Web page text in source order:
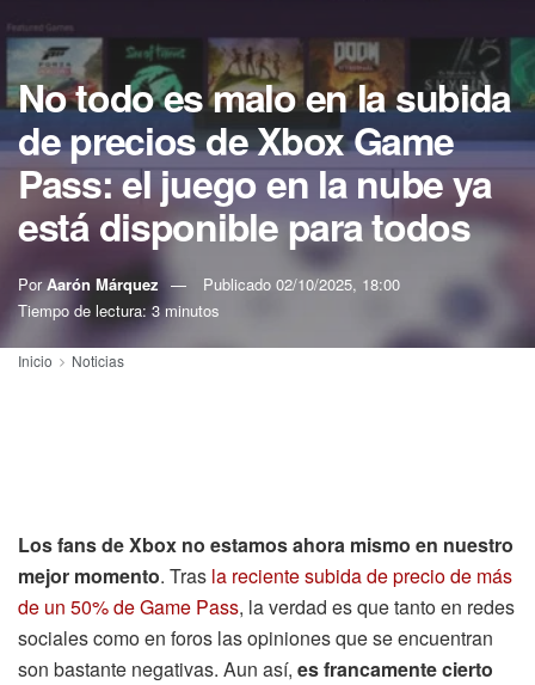
No todo es malo en la subida
de precios de Xbox Game
Pass: el juego en la nube ya
está disponible para todos
Por Aarón Márquez Publicado 02/10/2025, 18:00
Tiempo de lectura: 3 minutos
Inicio Noticias
Los fans de Xbox no estamos ahora mismo en nuestro
mejor momento. Tras la reciente subida de precio de más
de un 50% de Game Pass, la verdad es que tanto en redes
sociales como en foros las opiniones que se encuentran
son bastante negativas. Aun así, es francamente cierto